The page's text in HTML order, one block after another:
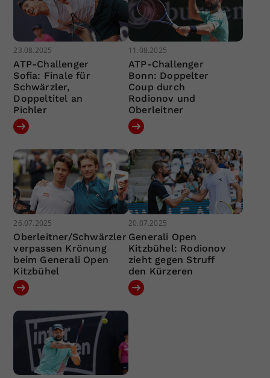
23.08.2025
ATP-Challenger
Sofia: Finale für
Schwärzler,
Doppeltitel an
Pichler
11.08.2025
ATP-Challenger
Bonn: Doppelter
Coup durch
Rodionov und
Oberleitner
26.07.2025
Oberleitner/Schwärzler
verpassen Krönung
beim Generali Open
Kitzbühel
20.07.2025
Generali Open
Kitzbühel: Rodionov
zieht gegen Struff
den Kürzeren